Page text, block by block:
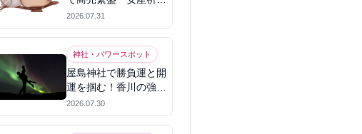
願！宗像三女神のパワ
ーを授かる
2026.07.31
神社・パワースポット
屋島神社で勝負運と開
運を掴む！香川の強力
パワースポット
2026.07.30